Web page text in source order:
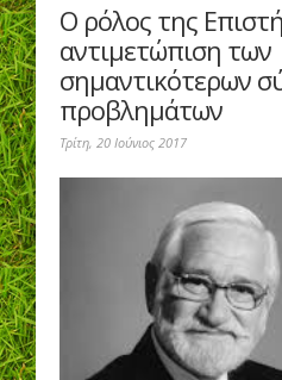
Ο ρόλος της
αντιμετώπιση των
σημαντικότερων
προβλημάτων
Τρίτη, 20 Ιούνιος 2017